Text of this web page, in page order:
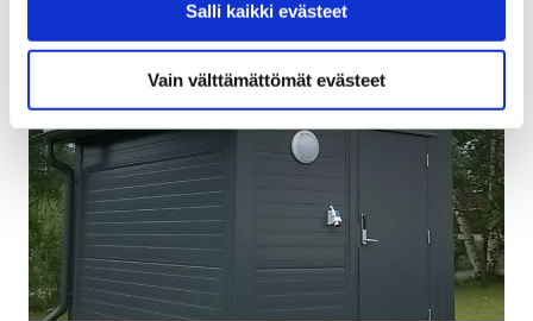
Salli kaikki evästeet
Vain välttämättömät evästeet